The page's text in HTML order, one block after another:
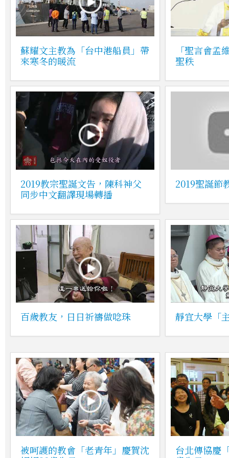
蘇耀文主教為「台中港船員」帶
來寒冬的暖流
「聖言會孟
聖秩
2019教宗聖誕文告，陳科神父
同步中文翻譯現場轉播
2019聖誕節
百歲教友，日日祈禱做唸珠 靜宜大學「
被呵護的教會「老青年」慶賀沈
台北傳協慶